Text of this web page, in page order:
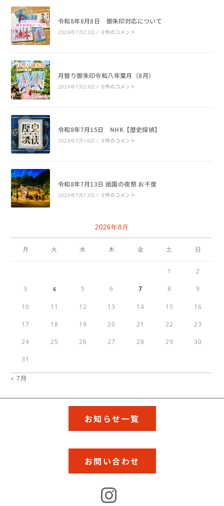
令和8年8月8日 御朱印対応について
2026年7月23日 / 0件のコメント
月替り御朱印令和八年葉月（8月）
2026年7月23日 / 0件のコメント
令和8年7月15日 NHK【歴史探偵】
2026年7月16日 / 0件のコメント
令和8年7月13日 祇園の夜祭 お千度
2026年7月13日 / 0件のコメント
2026年8月
月 火 水 木 金 土 日
1 2
3 4 5 6 7 8 9
10 11 12 13 14 15 16
17 18 19 20 21 22 23
24 25 26 27 28 29 30
31
« 7月
お知らせ一覧
お問い合わせ